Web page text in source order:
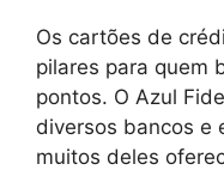
Os cartões de
pilares para quem
pontos. O Azul
diversos bancos e
muitos deles